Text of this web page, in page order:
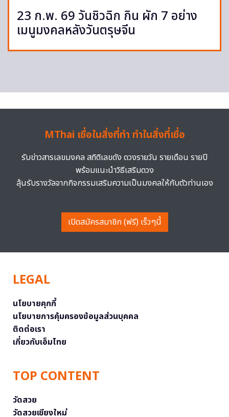
23 ก.พ. 69 วันชิวฉิก กิน ผัก 7 อย่าง
เมนูมงคลหลังวันตรุษจีน
MThai เชื่อในสิ่งที่ทำ ทำในสิ่งที่เชื่อ
รับข่าวสารเลขมงคล สถิติเลขดัง ดวงรายวัน รายเดือน รายปี
พร้อมแนะนำวิธีเสริมดวง
ลุ้นรับรางวัลจากกิจกรรมเสริมความเป็นมงคลให้กับตัวท่านเอง
เปิดสมัครสมาชิก (ฟรี) เร็วๆนี้
LEGAL
นโยบายคุกกี้
นโยบายการคุ้มครองข้อมูลส่วนบุคคล
ติดต่อเรา
เกี่ยวกับเอ็มไทย
TOP CONTENT
วัดสวย
วัดสวยเชียงใหม่